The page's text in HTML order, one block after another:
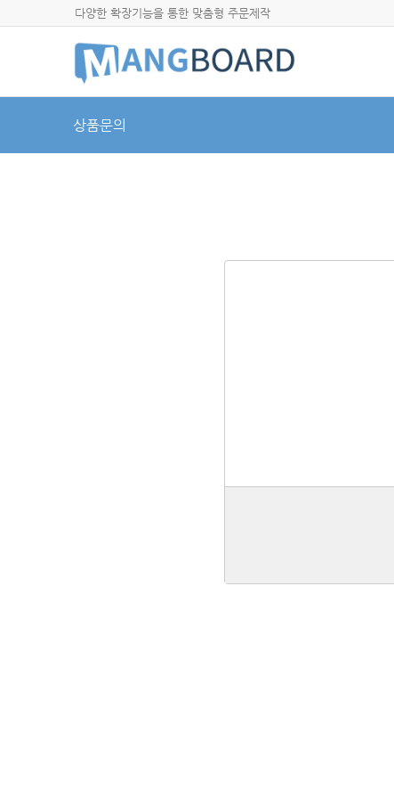
다양한 확장기능을 통한 맞춤형 주문제작
상품문의